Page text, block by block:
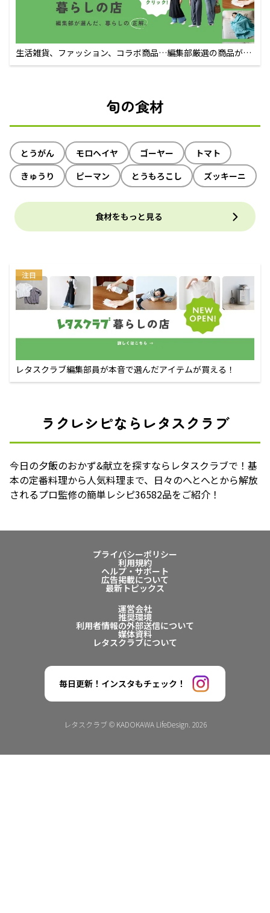
生活雑貨、ファッション、コラボ商品…編集部厳選の商品が買
えるECサイト
旬の食材
とうがん モロヘイヤ ゴーヤー
トマト
きゅうり
ピーマン とうもろこし ズッキーニ
食材をもっと見る
注目
レタスクラブ編集部員が本音で選んだアイテムが買える！
ラクレシピならレタスクラブ
今日の夕飯のおかず&献立を探すならレタスクラブで！基
本の定番料理から人気料理まで、日々のへとへとから解放
されるプロ監修の簡単レシピ36582品をご紹介！
プライバシーポリシー
利用規約
ヘルプ・サポート
広告掲載について
最新トピックス
運営会社
推奨環境
利用者情報の外部送信について
媒体資料
レタスクラブについて
毎日更新！インスタもチェック！
レタスクラブ © KADOKAWA LifeDesign. 2026